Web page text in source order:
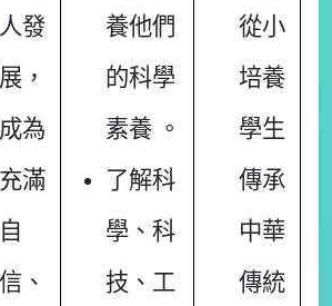
人發
展，
成為
充滿
自
信、
養他們
的科學
素養 。
了解科
學、科
技、工
從小
培養
學生
傳承
中華
傳統